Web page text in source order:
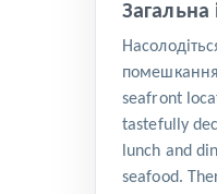
Загальна
seafront
tastefully
lunch and
seafood.